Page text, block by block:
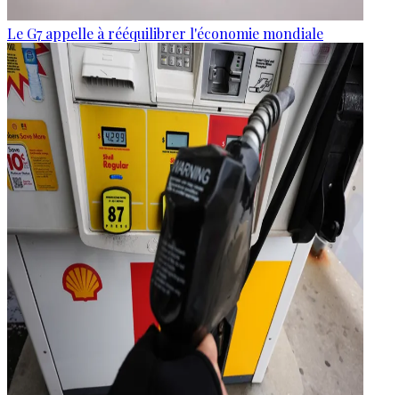
Le G7 appelle à rééquilibrer l'économie mondiale